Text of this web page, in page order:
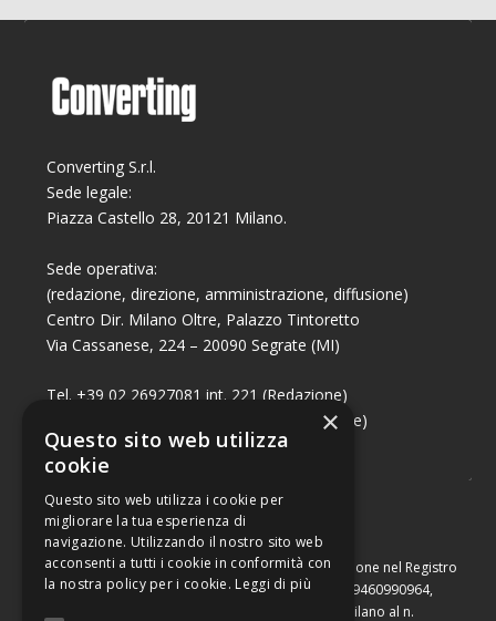
Converting S.r.l.
Sede legale:
Piazza Castello 28, 20121 Milano.
Sede operativa:
(redazione, direzione, amministrazione, diffusione)
Centro Dir. Milano Oltre, Palazzo Tintoretto
Via Cassanese, 224 – 20090 Segrate (MI)
Tel. +39 02 26927081 int. 221 (Redazione)
Tel. +39 02 26927081 int. 224 (Commerciale)
Fax +39 02 26951006
Capitale sociale di Euro 10.000,00 – Numero di iscrizione nel Registro
delle Imprese di Milano, partita Iva e codice fiscale 09460990964,
iscritta al Repertorio Economico Amministrativo di Milano al n.
×
Questo sito web utilizza
cookie
Questo sito web utilizza i cookie per
migliorare la tua esperienza di
navigazione. Utilizzando il nostro sito web
acconsenti a tutti i cookie in conformità con
la nostra policy per i cookie. Leggi di più